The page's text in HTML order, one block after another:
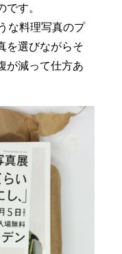
す。
な料理写真のプ
を選びながらそ
が減って仕方あ